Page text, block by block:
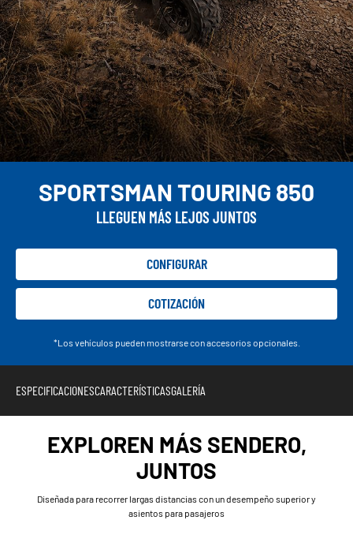
SPORTSMAN TOURING 850
LLEGUEN MÁS LEJOS JUNTOS
CONFIGURAR
COTIZACIÓN
*Los vehículos pueden mostrarse con accesorios opcionales.
ESPECIFICACIONESCARACTERÍSTICASGALERÍA
EXPLOREN MÁS SENDERO,
JUNTOS
Diseñada para recorrer largas distancias con un desempeño superior y
asientos para pasajeros